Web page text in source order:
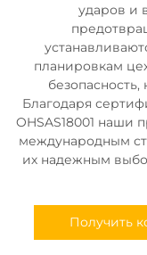
ударов и
планировкам
Благодаря
OHSAS18001 наши
международным
их надежным
Получить